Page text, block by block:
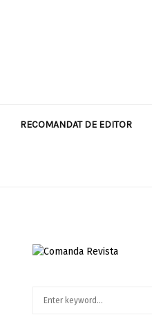
RECOMANDAT DE EDITOR